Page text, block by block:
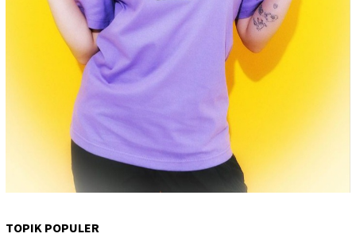
TOPIK POPULER